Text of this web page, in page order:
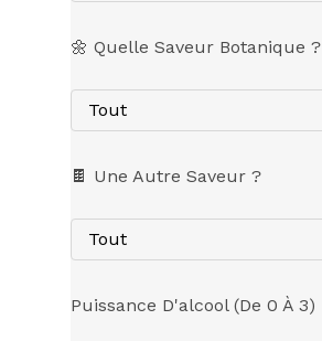
🌼 Quelle Saveur Botanique ?
Tout
🍫 Une Autre Saveur ?
Tout
Puissance D'alcool (de 0 À 3)